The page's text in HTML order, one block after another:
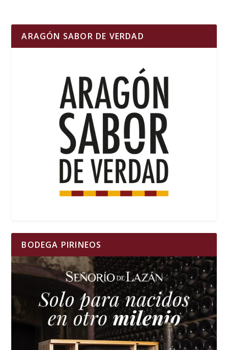
ARAGÓN SABOR DE VERDAD
BODEGA PIRINEOS